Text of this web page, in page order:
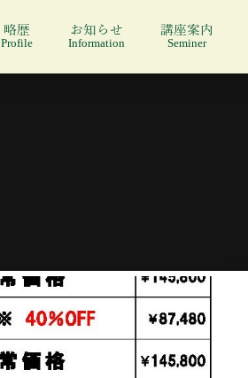
略歴
Profile
お知らせ
Information
講座案内
Seminer